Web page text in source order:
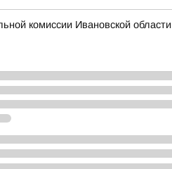
комиссии Ивановской области